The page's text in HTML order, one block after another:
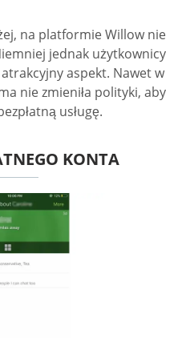
na platformie Willow nie
jednak użytkownicy
aspekt. Nawet w
nie zmieniła polityki, aby
usługę.
KONTA